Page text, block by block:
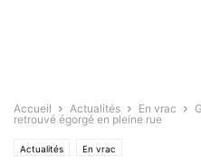
Accueil Actualités En vrac
retrouvé égorgé en pleine rue
Actualités En vrac